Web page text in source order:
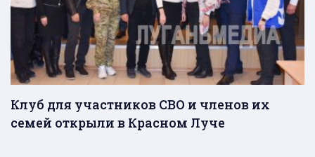
Клуб для участников СВО и членов их
семей открыли в Красном Луче